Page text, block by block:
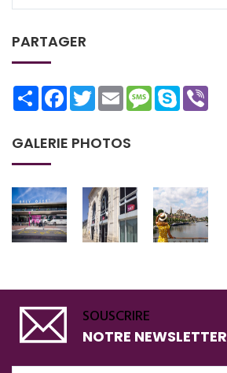
PARTAGER
ShareFacebookTwitterEmailMessage
Skype
GALERIE PHOTOS
SOUSCRIRE
NOTRE NEWSLETTER